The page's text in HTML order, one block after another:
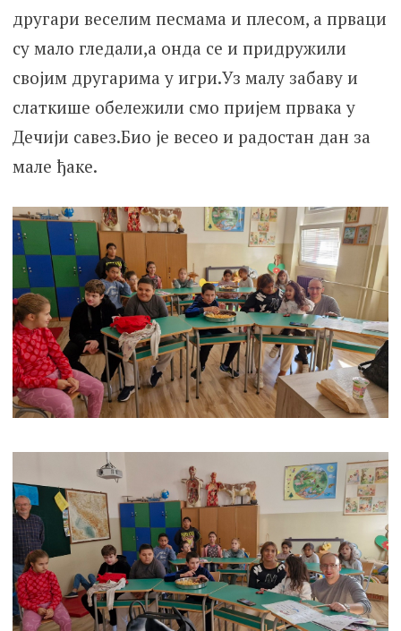
другари веселим песмама и плесом, а прваци
су мало гледали,а онда се и придружили
својим другарима у игри.Уз малу забаву и
слаткише обележили смо пријем првака у
Дечији савез.Био је весео и радостан дан за
мале ђаке.